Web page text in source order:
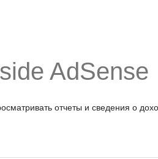
AdSense
отчеты и сведения о